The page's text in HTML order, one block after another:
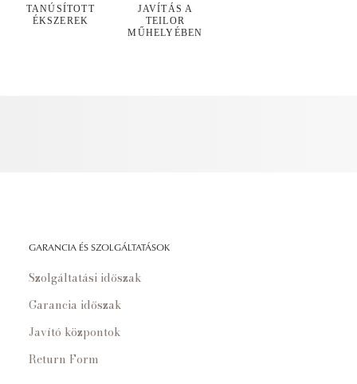
TANÚSÍTOTT
ÉKSZEREK
JAVÍTÁS A
TEILOR
MŰHELYÉBEN
GARANCIA ÉS SZOLGÁLTATÁSOK
Szolgáltatási időszak
Garancia időszak
Javító központok
Return Form